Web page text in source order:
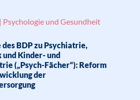
Psychologie und Gesundheit
BDP zu Psychiatrie,
und Kinder- und
(„Psych-Fächer“): Reform
der